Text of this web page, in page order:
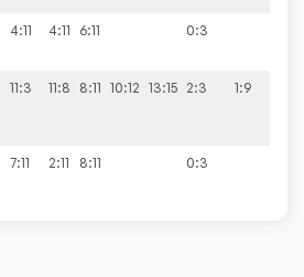
4:11 4:11 6:11 0:3
11:3 11:8 8:11 10:12 13:15 2:3 1:9
7:11 2:11 8:11 0:3